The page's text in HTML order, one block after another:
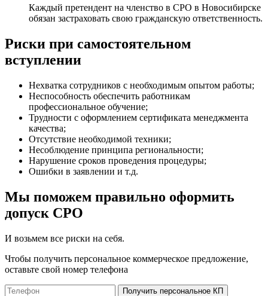
Каждый претендент на членство в СРО в Новосибирске
обязан застраховать свою гражданскую ответственность.
Риски при самостоятельном
вступлении
Нехватка сотрудников с необходимым опытом работы;
Неспособность обеспечить работникам
профессиональное обучение;
Трудности с оформлением сертификата менеджмента
качества;
Отсутствие необходимой техники;
Несоблюдение принципа региональности;
Нарушение сроков проведения процедуры;
Ошибки в заявлении и т.д.
Мы поможем правильно оформить
допуск СРО
И возьмем все риски на себя.
Чтобы получить персональное коммерческое предложение,
оставьте свой номер телефона
Получить персональное КП